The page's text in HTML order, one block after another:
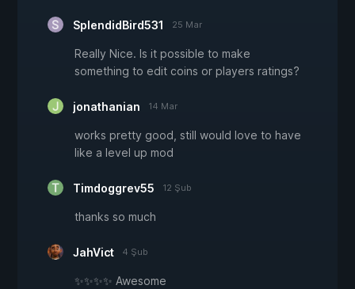
SplendidBird531 25 Mar
Really Nice. Is it possible to make
something to edit coins or players ratings?
jonathanian 14 Mar
works pretty good, still would love to have
like a level up mod
Timdoggrev55 12 Şub
thanks so much
JahVict 4 Şub
✨✨✨✨ Awesome